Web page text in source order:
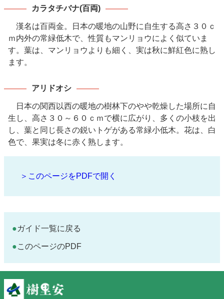
カラタチバナ(百両)
漢名は百両金。日本の暖地の山野に自生する高さ３０ｃ
ｍ内外の常緑低木で、性質もマンリョウによく似ていま
す。葉は、マンリョウよりも細く、実は秋に鮮紅色に熟し
ます。
アリドオシ
日本の関西以西の暖地の樹林下のやや乾燥した場所に自
生し、高さ３０～６０ｃｍで横に広がり、多くの小枝を出
し、葉と同じ長さの鋭いトゲがある常緑小低木。花は、白
色で、果実は冬に赤く熟します。
＞このページをPDFで開く
ガイド一覧に戻る
このページのPDF